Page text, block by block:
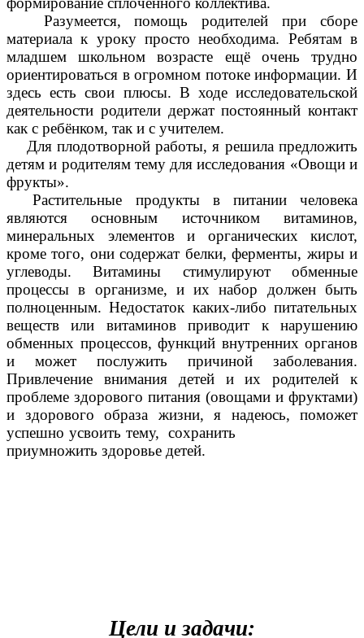
Разумеется, помощь родителей при сборе
материала к уроку просто необходима. Ребятам в
младшем школьном возрасте ещё очень трудно
ориентироваться в огромном потоке информации. И
здесь есть свои плюсы. В ходе исследовательской
деятельности родители держат постоянный контакт
как с ребёнком, так и с учителем.
Для плодотворной работы, я решила предложить
детям и родителям тему для исследования «Овощи и
фрукты».
Растительные продукты в питании человека
являются основным источником витаминов,
минеральных элементов и органических кислот,
кроме того, они содержат белки, ферменты, жиры и
углеводы. Витамины стимулируют обменные
процессы в организме, и их набор должен быть
полноценным. Недостаток каких-либо питательных
веществ или витаминов приводит к нарушению
обменных процессов, функций внутренних органов
и может послужить причиной заболевания.
Привлечение внимания детей и их родителей к
проблеме здорового питания (овощами и фруктами)
и здорового образа жизни, я надеюсь, поможет
успешно усвоить тему, сохранить
приумножить здоровье детей.
Цели и задачи: